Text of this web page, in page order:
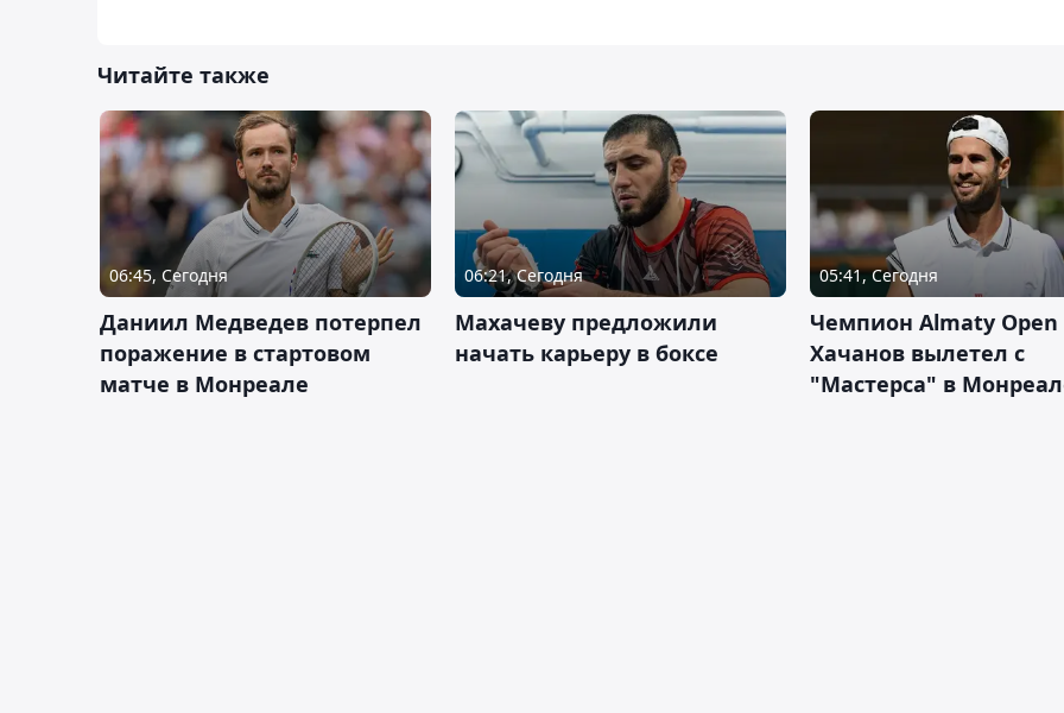
Читайте также
06:45, Сегодня
Даниил Медведев потерпел
поражение в стартовом
матче в Монреале
06:21, Сегодня
Махачеву предложили
начать карьеру в боксе
05:41, Сегодня
Чемпион Almaty Open
Хачанов вылетел с
"Мастерса" в